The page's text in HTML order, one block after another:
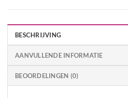
BESCHRIJVING
AANVULLENDE INFORMATIE
BEOORDELINGEN (0)